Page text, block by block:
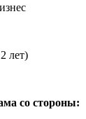
лет)
со стороны: